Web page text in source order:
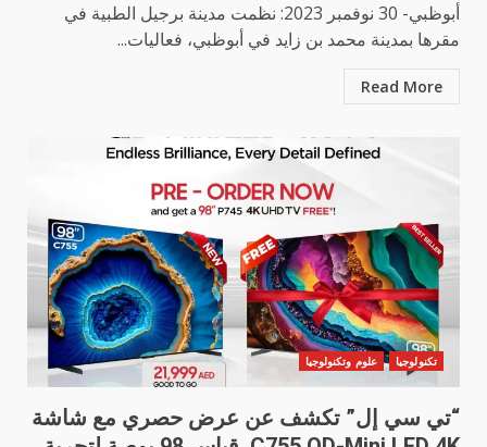
أبوظبي- 30 نوفمبر 2023: نظمت مدينة برجيل الطبية في
مقرها بمدينة محمد بن زايد في أبوظبي، فعاليات...
Read More
تكنولوجيا علوم وتكنولوجيا
“تي سي إل” تكشف عن عرض حصري مع شاشة